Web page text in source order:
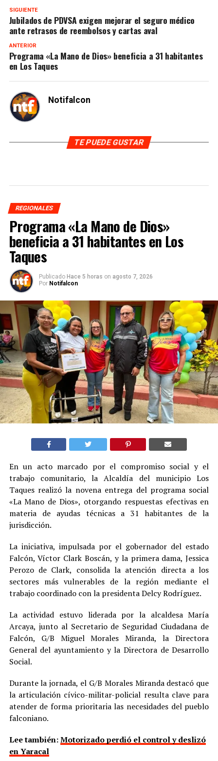
SIGUIENTE
Jubilados de PDVSA exigen mejorar el seguro médico
ante retrasos de reembolsos y cartas aval
ANTERIOR
Programa «La Mano de Dios» beneficia a 31 habitantes
en Los Taques
Notifalcon
TE PUEDE GUSTAR
REGIONALES
Programa «La Mano de Dios»
beneficia a 31 habitantes en Los
Taques
Publicado Hace 5 horas on agosto 7, 2026
Por Notifalcon
En un acto marcado por el compromiso social y el
trabajo comunitario, la Alcaldía del municipio Los
Taques realizó la novena entrega del programa social
«La Mano de Dios», otorgando respuestas efectivas en
materia de ayudas técnicas a 31 habitantes de la
jurisdicción.
La iniciativa, impulsada por el gobernador del estado
Falcón, Víctor Clark Boscán, y la primera dama, Jessica
Perozo de Clark, consolida la atención directa a los
sectores más vulnerables de la región mediante el
trabajo coordinado con la presidenta Delcy Rodríguez.
La actividad estuvo liderada por la alcaldesa María
Arcaya, junto al Secretario de Seguridad Ciudadana de
Falcón, G/B Miguel Morales Miranda, la Directora
General del ayuntamiento y la Directora de Desarrollo
Social.
Durante la jornada, el G/B Morales Miranda destacó que
la articulación cívico-militar-policial resulta clave para
atender de forma prioritaria las necesidades del pueblo
falconiano.
Lee también:Motorizado perdió el control y deslizó
en Yaracal